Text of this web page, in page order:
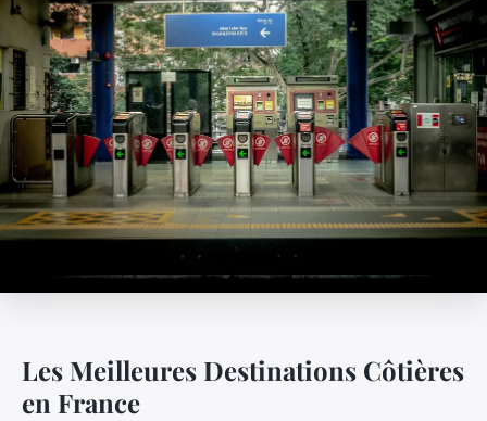
Les Meilleures Destinations Côtières
en France